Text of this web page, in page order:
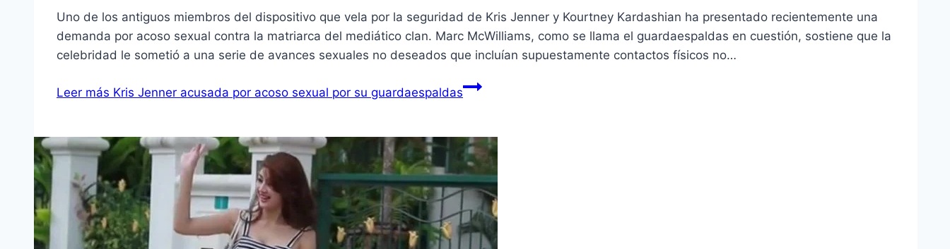
Uno de los antiguos miembros del dispositivo que vela por la seguridad de Kris Jenner y Kourtney Kardashian ha presentado recientemente una
demanda por acoso sexual contra la matriarca del mediático clan. Marc McWilliams, como se llama el guardaespaldas en cuestión, sostiene que la
celebridad le sometió a una serie de avances sexuales no deseados que incluían supuestamente contactos físicos no…
Leer más Kris Jenner acusada por acoso sexual por su guardaespaldas